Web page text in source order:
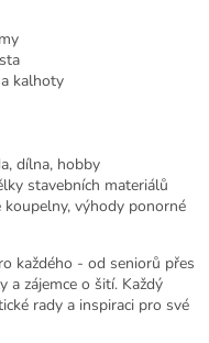
kalhoty
dílna, hobby
stavebních materiálů
výhody ponorné
každého - od seniorů přes
a zájemce o šití. Každý
rady a inspiraci pro své